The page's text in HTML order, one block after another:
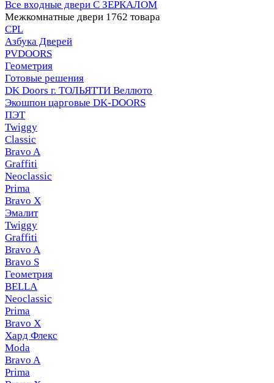
Все входные двери С ЗЕРКАЛОМ
Межкомнатные двери 1762 товара
CPL
Азбука Дверей
PVDOORS
Геометрия
Готовые решения
DK Doors г. ТОЛЬЯТТИ Веллюто
Экошпон царговые DK-DOORS
ПЭТ
Twiggy
Classic
Bravo A
Graffiti
Neoclassic
Prima
Bravo X
Эмалит
Twiggy
Graffiti
Bravo A
Bravo S
Геометрия
BELLA
Neoclassic
Prima
Bravo X
Хард Флекс
Moda
Bravo A
Prima